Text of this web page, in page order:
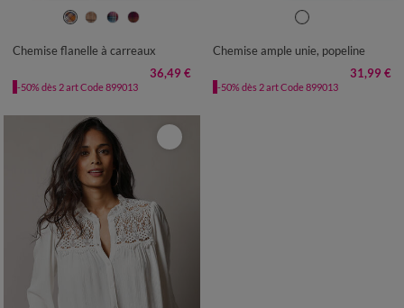
38 40 42 44
Chemise flanelle à carreaux
36,49 €
-50% dès 2 art Code 899013
42
Chemise ample unie, popeline
31,99 €
-50% dès 2 art Code 899013